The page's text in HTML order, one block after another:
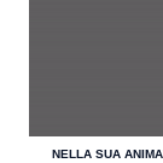
NELLA SUA